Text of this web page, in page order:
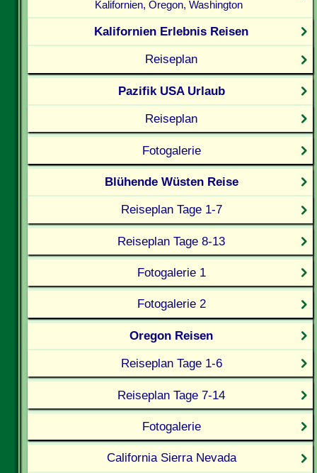
Kalifornien, Oregon, Washington
Kalifornien Erlebnis Reisen
Reiseplan
Pazifik USA Urlaub
Reiseplan
Fotogalerie
Blühende Wüsten Reise
Reiseplan Tage 1-7
Reiseplan Tage 8-13
Fotogalerie 1
Fotogalerie 2
Oregon Reisen
Reiseplan Tage 1-6
Reiseplan Tage 7-14
Fotogalerie
California Sierra Nevada